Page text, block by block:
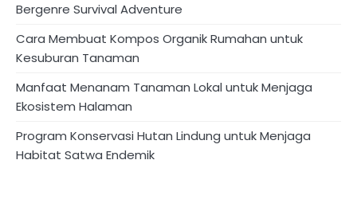
Bergenre Survival Adventure
Cara Membuat Kompos Organik Rumahan untuk
Kesuburan Tanaman
Manfaat Menanam Tanaman Lokal untuk Menjaga
Ekosistem Halaman
Program Konservasi Hutan Lindung untuk Menjaga
Habitat Satwa Endemik